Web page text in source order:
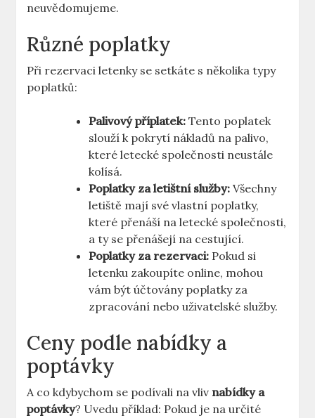
neuvědomujeme.
Různé poplatky
Při rezervaci letenky se setkáte s několika typy
poplatků:
Palivový příplatek: Tento poplatek
slouží k pokrytí nákladů na palivo,
které letecké společnosti neustále
kolísá.
Poplatky za letištní služby: Všechny
letiště mají své vlastní poplatky,
které přenáší na letecké společnosti,
a ty se přenášejí na cestující.
Poplatky za rezervaci: Pokud si
letenku zakoupíte online, mohou
vám být účtovány poplatky za
zpracování nebo uživatelské služby.
Ceny podle nabídky a
poptávky
A co kdybychom se podívali na vliv nabídky a
poptávky? Uvedu příklad: Pokud je na určité